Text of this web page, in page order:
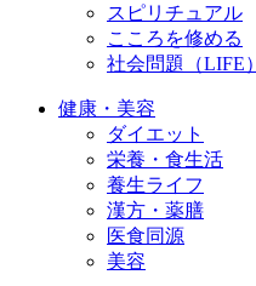
スピリチュアル
こころを修める
社会問題（LIFE）
健康・美容
ダイエット
栄養・食生活
養生ライフ
漢方・薬膳
医食同源
美容